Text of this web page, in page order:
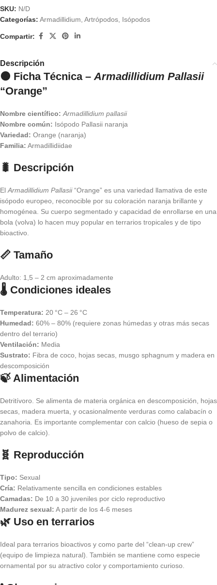
SKU: N/D
Categorías: Armadillidium Artrópodos Isópodos
Compartir:
Descripción
🟠 Ficha Técnica –Armadillidium Pallasii
“Orange”
Nombre científico: Armadillidium pallasii
Nombre común: Isópodo Pallasii naranja
Variedad: Orange (naranja)
Familia: Armadillidiidae
🐛 Descripción
El Armadillidium Pallasii“Orange” es una variedad llamativa de este
isópodo europeo, reconocible por su coloración naranja brillante y
homogénea. Su cuerpo segmentado y capacidad de enrollarse en una
bola (volva) lo hacen muy popular en terrarios tropicales y de tipo
bioactivo.
📏 Tamaño
Adulto: 1,5 – 2 cm aproximadamente
🌡️ Condiciones ideales
Temperatura: 20 °C – 26 °C
Humedad: 60% – 80% (requiere zonas húmedas y otras más secas
dentro del terrario)
Ventilación: Media
Sustrato: Fibra de coco, hojas secas, musgo sphagnum y madera en
descomposición
🍃 Alimentación
Detritívoro. Se alimenta de materia orgánica en descomposición, hojas
secas, madera muerta, y ocasionalmente verduras como calabacín o
zanahoria. Es importante complementar con calcio (hueso de sepia o
polvo de calcio).
🧬 Reproducción
Tipo: Sexual
Cría: Relativamente sencilla en condiciones estables
Camadas: De 10 a 30 juveniles por ciclo reproductivo
Madurez sexual: A partir de los 4-6 meses
🌿 Uso en terrarios
Ideal para terrarios bioactivos y como parte del “clean-up crew”
(equipo de limpieza natural). También se mantiene como especie
ornamental por su atractivo color y comportamiento curioso.